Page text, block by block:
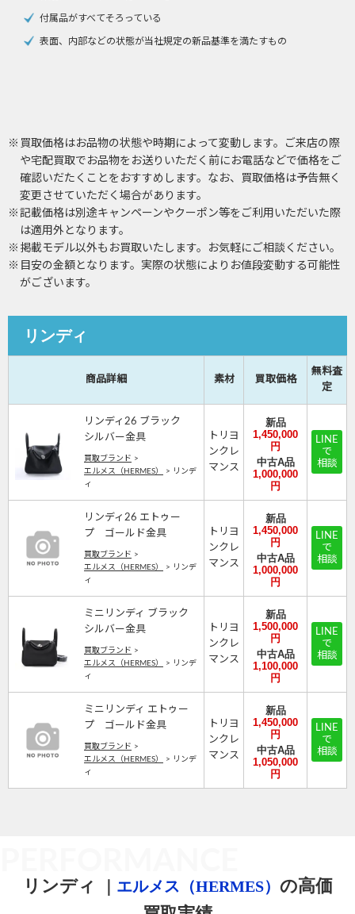
付属品がすべてそろっている
表面、内部などの状態が当社規定の新品基準を満たすもの
買取価格はお品物の状態や時期によって変動します。ご来店の際
や宅配買取でお品物をお送りいただく前にお電話などで価格をご
確認いだたくことをおすすめします。なお、買取価格は予告無く
変更させていただく場合があります。
記載価格は別途キャンペーンやクーポン等をご利用いただいた際
は適用外となります。
掲載モデル以外もお買取いたします。お気軽にご相談ください。
目安の金額となります。実際の状態によりお値段変動する可能性
がございます。
リンディ
商品詳細 素材 買取価格
無料査
定
リンディ26 ブラック
シルバー金具
買取ブランド >
エルメス（HERMES）
> リンデ
ィ
トリヨ
ンクレ
マンス
新品
1,450,000
円
中古A品
1,000,000
円
LINE
で
相談
リンディ26 エトゥー
プ ゴールド金具
買取ブランド >
エルメス（HERMES）
> リンデ
ィ
トリヨ
ンクレ
マンス
新品
1,450,000
円
中古A品
1,000,000
円
LINE
で
相談
ミニリンディ ブラック
シルバー金具
買取ブランド >
エルメス（HERMES）
> リンデ
ィ
トリヨ
ンクレ
マンス
新品
1,500,000
円
中古A品
1,100,000
円
LINE
で
相談
ミニリンディ エトゥー
プ ゴールド金具
買取ブランド >
エルメス（HERMES）
> リンデ
ィ
トリヨ
ンクレ
マンス
新品
1,450,000
円
中古A品
1,050,000
円
LINE
で
相談
リンディ エルメス（HERMES） の高価